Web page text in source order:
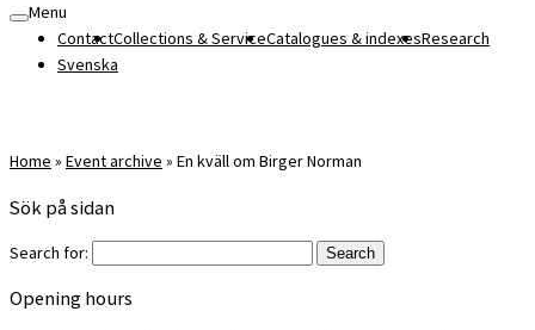
Menu
ContactCollections & ServiceCatalogues & indexesResearch
Svenska
Home » Event archive » En kväll om Birger Norman
Sök på sidan
Search for:
Opening hours